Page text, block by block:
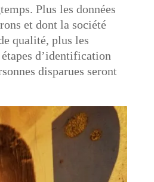
Plus les données
et dont la société
qualité, plus les
étapes d’identification
disparues seront